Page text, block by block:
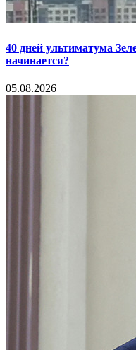
40 дней ультиматума
начинается?
05.08.2026